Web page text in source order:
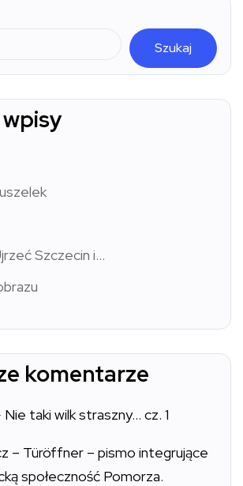
Szukaj
Szczecin i…
komentarze
Nie taki wilk straszny… cz. 1
– Türöffner – pismo integrujące
społeczność Pomorza.